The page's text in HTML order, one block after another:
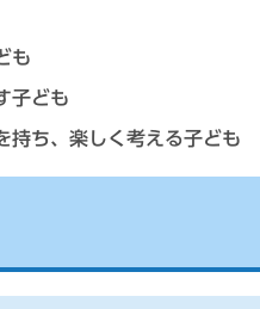
も
子ども
ち、楽しく考える子ども